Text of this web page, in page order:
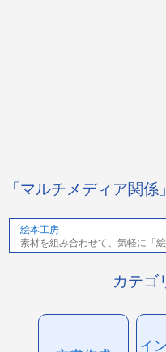
「マルチメディア関
絵本工房
素材を組み合わせて、気軽に「
カテゴ
イ